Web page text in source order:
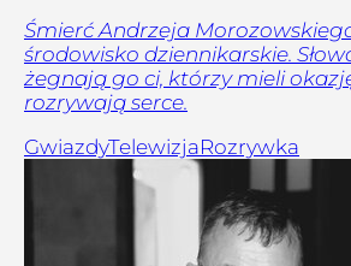
Śmierć Andrzeja
środowisko dziennikarskie.
żegnają go ci, którzy mieli
rozrywają serce.
GwiazdyTelewizjaRozrywka